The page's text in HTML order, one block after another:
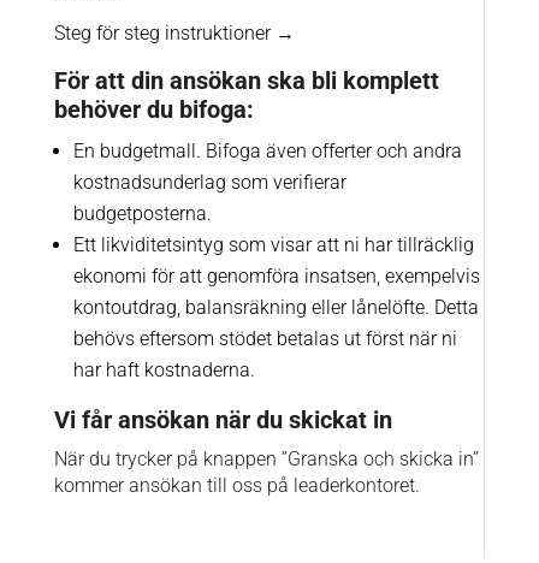
Steg för steg instruktioner →
För att din ansökan ska bli komplett
behöver du bifoga:
En budgetmall. Bifoga även offerter och andra
kostnadsunderlag som verifierar
budgetposterna.
Ett likviditetsintyg som visar att ni har tillräcklig
ekonomi för att genomföra insatsen, exempelvis
kontoutdrag, balansräkning eller lånelöfte. Detta
behövs eftersom stödet betalas ut först när ni
har haft kostnaderna.
Vi får ansökan när du skickat in
När du trycker på knappen ”Granska och skicka in”
kommer ansökan till oss på leaderkontoret.